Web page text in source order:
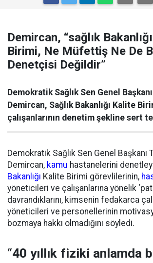
Demircan, “sağlık
Birimi, Ne Müfettiş Ne De
Denetçisi Değildir”
Demokratik Sağlık Sen Genel
Demircan, Sağlık Bakanlığı Kalite
çalışanlarının denetim şekline sert
Demokratik Sağlık Sen Genel Başkanı
Demircan, kamu hastanelerini
Bakanlığı Kalite Birimi görevlilerinin,
yöneticileri ve çalışanlarına yönelik
davrandıklarını, kimsenin fedakarca
yöneticileri ve personellerinin
bozmaya hakkı olmadığını söyledi.
“40 yıllık fiziki anlamda